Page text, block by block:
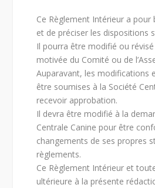
Ce Règlement Intérieur a
et de préciser les dispositions
Il pourra être modifié ou
motivée du Comité ou de
Auparavant, les modifications
être soumises à la Société
recevoir approbation.
Il devra être modifié à la
Centrale Canine pour être
changements de ses propres
règlements.
Ce Règlement Intérieur et
ultérieure à la présente